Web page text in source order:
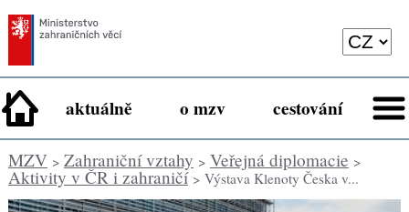
aktuálně o mzv cestování
MZV> Zahraniční vztahy > Veřejná diplomacie >
Aktivity v ČR i zahraničí> Výstava Klenoty Česka v...